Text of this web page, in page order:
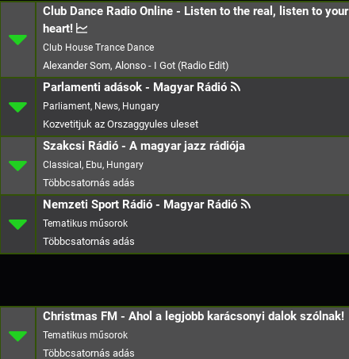
Club Dance Radio Online - Listen to the real, listen to your
heart!
Club House Trance Dance
Alexander Som, Alonso - I Got (Radio Edit)
Parlamenti adások - Magyar Rádió
Parliament, News, Hungary
Kozvetitjuk az Orszaggyules uleset
Szakcsi Rádió - A magyar jazz rádiója
Classical, Ebu, Hungary
Nemzeti Sport Rádió - Magyar Rádió
Christmas FM - Ahol a legjobb karácsonyi dalok szólnak!